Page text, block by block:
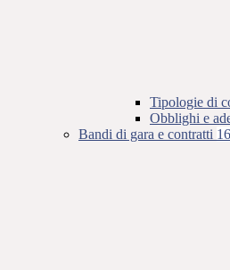
Tipologie di
Obblighi e
Bandi di gara e contratti